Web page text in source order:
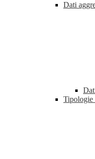
Dati
Tipologie